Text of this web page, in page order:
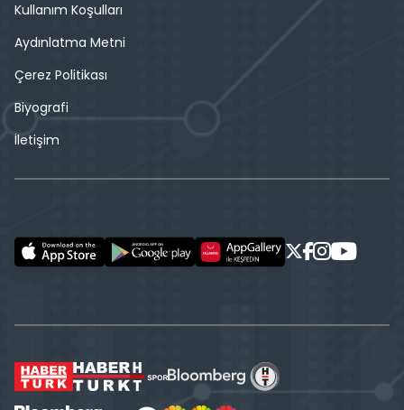
Kullanım Koşulları
Aydınlatma Metni
Çerez Politikası
Biyografi
İletişim